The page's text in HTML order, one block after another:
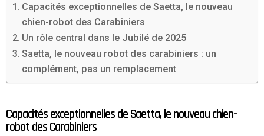
Capacités exceptionnelles de Saetta, le nouveau
chien-robot des Carabiniers
Un rôle central dans le Jubilé de 2025
Saetta, le nouveau robot des carabiniers : un
complément, pas un remplacement
Capacités exceptionnelles de Saetta, le nouveau chien-
robot des Carabiniers